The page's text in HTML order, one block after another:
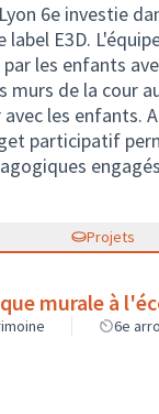
6e investie
E3D.
les enfants
de la cour
les enfants.
participatif
Projets
murale à
6e